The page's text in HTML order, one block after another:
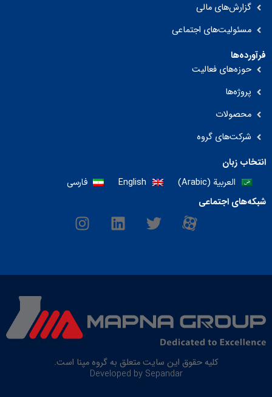
گزارش‌های مالی
مسئولیت‌های اجتماعی
فرآورده‌ها
حوزه‌های فعالیت
پروژه‌ها
محصولات
شرکت‌های گروه
انتخاب زبان
العربية (
Arabic
)
English فارسی
شبکه‌های اجتماعی
M
-
o
a
p
a
r
T
w
t
L
i
e
n
I
n
a
a
m
کلیه حقوق این سایت متعلق به گروه مپنا است.
Developed by Sepandar